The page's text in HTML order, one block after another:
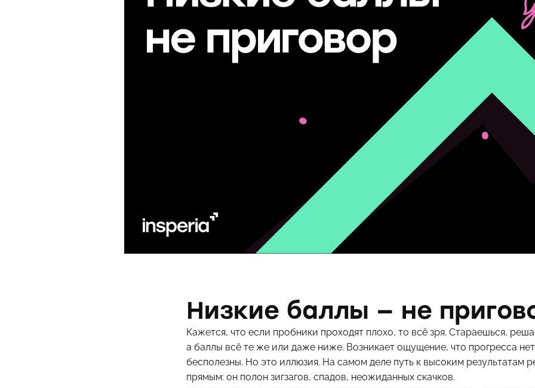
Низкие баллы — не
Кажется, что если пробники проходят плохо, то всё зря. Стараешься,
а баллы всё те же или даже ниже. Возникает ощущение, что прогресса
бесполезны. Но это иллюзия. На самом деле путь к высоким результатам
прямым: он полон зигзагов, спадов, неожиданных скачков.